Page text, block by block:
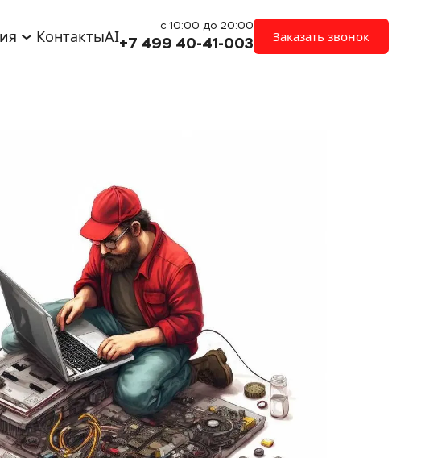
КонтактыAI
с 10:00 до 20:00
+7 499 40-41-003 Заказать звонок